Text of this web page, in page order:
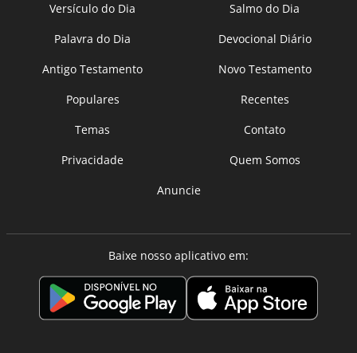
Versículo do Dia
Salmo do Dia
Palavra do Dia
Devocional Diário
Antigo Testamento
Novo Testamento
Populares
Recentes
Temas
Contato
Privacidade
Quem Somos
Anuncie
Baixe nosso aplicativo em: